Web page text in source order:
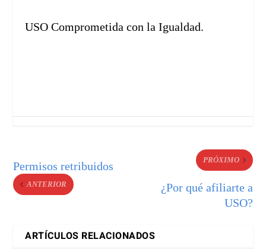
USO Comprometida con la Igualdad.
Permisos retribuidos
ANTERIOR
PRÓXIMO
¿Por qué afiliarte a
USO?
ARTÍCULOS RELACIONADOS